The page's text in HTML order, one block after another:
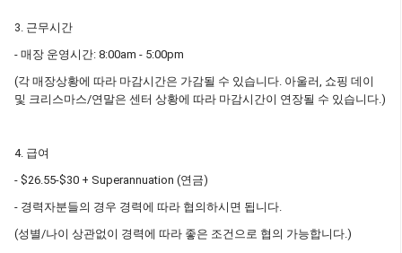
3. 근무시간
- 매장 운영시간: 8:00am - 5:00pm
(각 매장상황에 따라 마감시간은 가감될 수 있습니다. 아울러, 쇼핑 데이
및 크리스마스/연말은 센터 상황에 따라 마감시간이 연장될 수 있습니다.)
4. 급여
- $26.55-$30 + Superannuation (연금)
- 경력자분들의 경우 경력에 따라 협의하시면 됩니다.
(성별/나이 상관없이 경력에 따라 좋은 조건으로 협의 가능합니다.)